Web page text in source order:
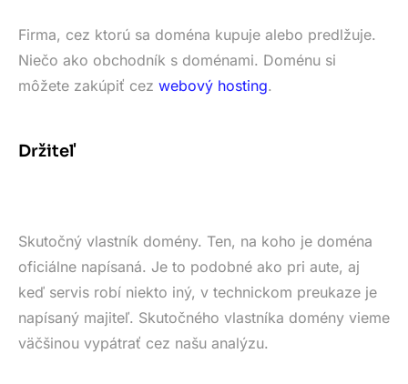
Firma, cez ktorú sa doména kupuje alebo predlžuje.
Niečo ako obchodník s doménami. Doménu si
môžete zakúpiť cez webový hosting.
Držiteľ
Skutočný vlastník domény. Ten, na koho je doména
oficiálne napísaná. Je to podobné ako pri aute, aj
keď servis robí niekto iný, v technickom preukaze je
napísaný majiteľ. Skutočného vlastníka domény vieme
väčšinou vypátrať cez našu analýzu.